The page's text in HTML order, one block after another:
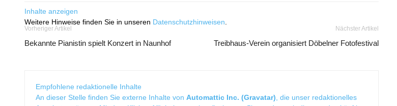
Inhalte anzeigen
Weitere Hinweise finden Sie in unseren Datenschutzhinweisen
Vorheriger Artikel
Bekannte Pianistin spielt Konzert in Naunhof
Nächster Artikel
Treibhaus-Verein organisiert Döbelner Fotofestival
Empfohlene redaktionelle Inhalte
An dieser Stelle finden Sie externe Inhalte von Automattic Inc. (Gravatar) , die unser redaktionelles